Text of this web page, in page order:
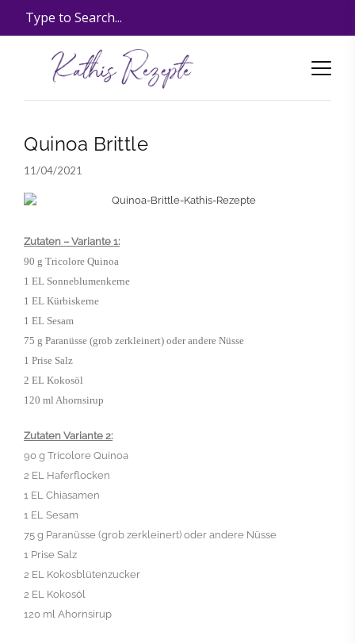
Quinoa Brittle
11/04/2021
Zutaten – Variante 1:
90 g Tricolore Quinoa
1 EL Sonneblumenkerne
1 EL Kürbiskerne
1 EL Sesam
75 g Paranüsse (grob zerkleinert) oder andere Nüsse
1 Prise Salz
2 EL Kokosöl
120 ml Ahornsirup
Zutaten Variante 2:
90 g Tricolore Quinoa
2 EL Haferflocken
1 EL Chiasamen
1 EL Sesam
75 g Paranüsse (grob zerkleinert) oder andere Nüsse
1 Prise Salz
2 EL Kokosblütenzucker
2 EL Kokosöl
120 ml Ahornsirup